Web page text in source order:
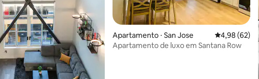
de 5, 45 avaliações Apartamento ⋅ San Jose 4,98 de uma
4,98 (62)
Apartamento de luxo em Santana Row